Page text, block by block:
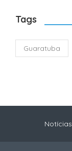
Tags
Guaratuba
Notícias